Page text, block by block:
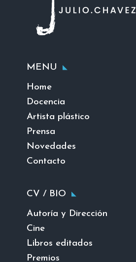
MENU
Home
Docencia
Artista plástico
Prensa
Novedades
Contacto
CV / BIO
Autoría y Dirección
Cine
Libros editados
Premios